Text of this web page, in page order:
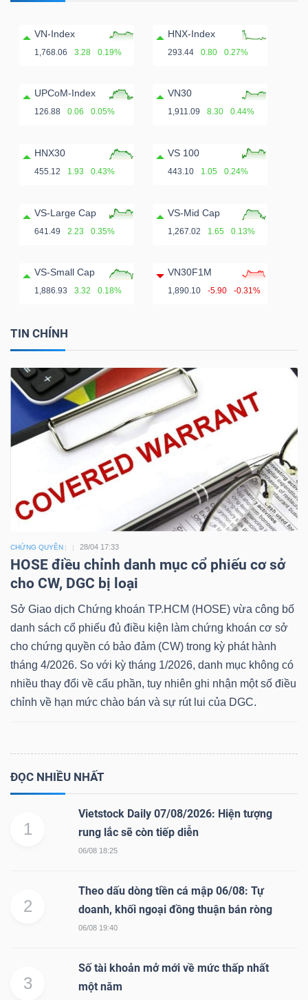
VN-Index
1,768.06 3.28 0.19%
HNX-Index
293.44 0.80 0.27%
UPCoM-Index
126.88 0.06 0.05%
VN30
1,911.09 8.30 0.44%
HNX30
455.12 1.93 0.43%
VS 100
443.10 1.05 0.24%
VS-Large Cap
641.49 2.23 0.35%
VS-Mid Cap
1,267.02 1.65 0.13%
VS-Small Cap
1,886.93 3.32 0.18%
VN30F1M
1,890.10 -5.90 -0.31%
TIN CHÍNH
CHỨNG QUYỀN 28/04 17:33
HOSE điều chỉnh danh mục cổ phiếu cơ sở
cho CW, DGC bị loại
Sở Giao dịch Chứng khoán TP.HCM (HOSE) vừa công bố
danh sách cổ phiếu đủ điều kiện làm chứng khoán cơ sở
cho chứng quyền có bảo đảm (CW) trong kỳ phát hành
tháng 4/2026. So với kỳ tháng 1/2026, danh mục không có
nhiều thay đổi về cấu phần, tuy nhiên ghi nhận một số điều
chỉnh về hạn mức chào bán và sự rút lui của DGC.
ĐỌC NHIỀU NHẤT
1
Vietstock Daily 07/08/2026: Hiện tượng
rung lắc sẽ còn tiếp diễn
06/08 18:25
2
Theo dấu dòng tiền cá mập 06/08: Tự
doanh, khối ngoại đồng thuận bán ròng
06/08 19:40
3
Số tài khoản mở mới về mức thấp nhất
một năm
Thuật
(-)
vụ
Sách
chính
đầu
tư
Truyền
thông
tài
chính
Dữ
liệu
tài